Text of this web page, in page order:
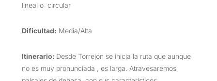
lineal o circular
Dificultad: Media/Alta
Itinerario: Desde Torrejón se inicia la ruta que aunque
no es muy pronunciada , es larga. Atravesaremos